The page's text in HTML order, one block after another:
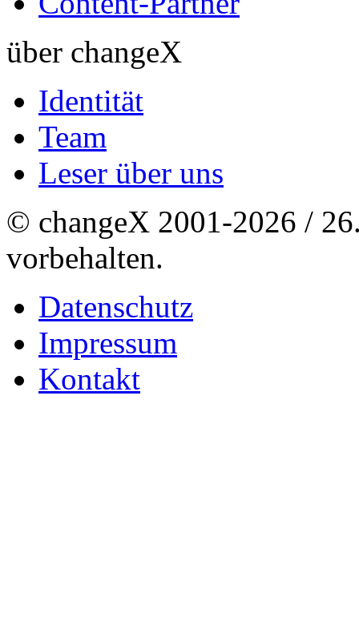
über changeX
Identität
Team
Leser über uns
© changeX 2001-2026 /
vorbehalten.
Datenschutz
Impressum
Kontakt